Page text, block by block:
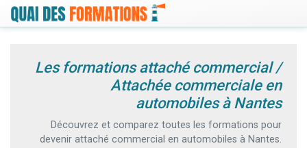
Les formations attaché commercial /
Attachée commerciale en
automobiles à Nantes
Découvrez et comparez toutes les formations pour
devenir attaché commercial en automobiles à Nantes.